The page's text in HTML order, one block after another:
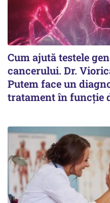
Cum ajută testele
cancerului. Dr.
Putem face un
tratament în funcție